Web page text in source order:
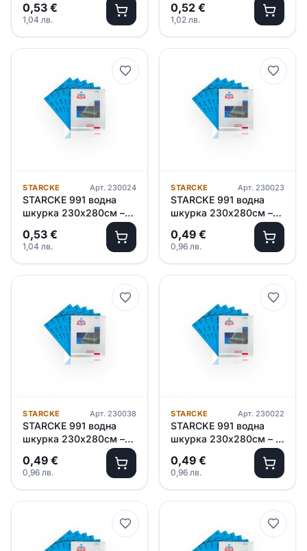
0,53 €
1,04 лв.
0,52 €
1,02 лв.
STARCKE Арт. 230024
STARCKE 991 водна
шкурка 230х280см –
0,53 €
1,04 лв.
STARCKE Арт. 230023
STARCKE 991 водна
шкурка 230х280см –
0,49 €
0,96 лв.
STARCKE Арт. 230038
STARCKE 991 водна
шкурка 230х280см –
0,49 €
0,96 лв.
STARCKE Арт. 230022
STARCKE 991 водна
шкурка 230х280см – P
0,49 €
0,96 лв.